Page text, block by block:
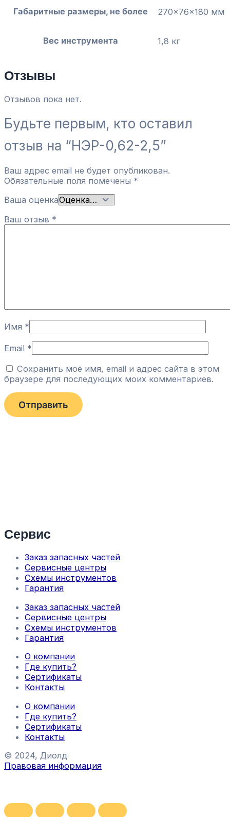
Габаритные размеры, не более 270x76x180 мм
Вес инструмента 1,8 кг
Отзывы
Отзывов пока нет.
Будьте первым, кто оставил
отзыв на “НЭР-0,62-2,5”
Ваш адрес email не будет опубликован.
Обязательные поля помечены *
Ваша оценка
Ваш отзыв *
Имя *
Email *
Сохранить моё имя, email и адрес сайта в этом
браузере для последующих моих комментариев.
Сервис
Заказ запасных частей
Сервисные центры
Схемы инструментов
Гарантия
Заказ запасных частей
Сервисные центры
Схемы инструментов
Гарантия
О компании
Где купить?
Сертификаты
Контакты
О компании
Где купить?
Сертификаты
Контакты
© 2024, Диолд
Правовая информация